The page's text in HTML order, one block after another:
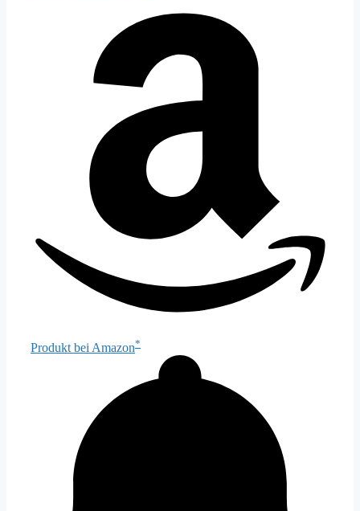
Produkt bei Amazon*